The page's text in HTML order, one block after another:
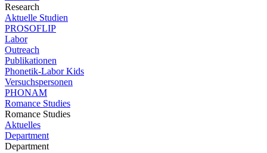
Research
Aktuelle Studien
PROSOFLIP
Labor
Outreach
Publikationen
Phonetik-Labor Kids
Versuchspersonen
PHONAM
Romance Studies
Romance Studies
Aktuelles
Department
Department